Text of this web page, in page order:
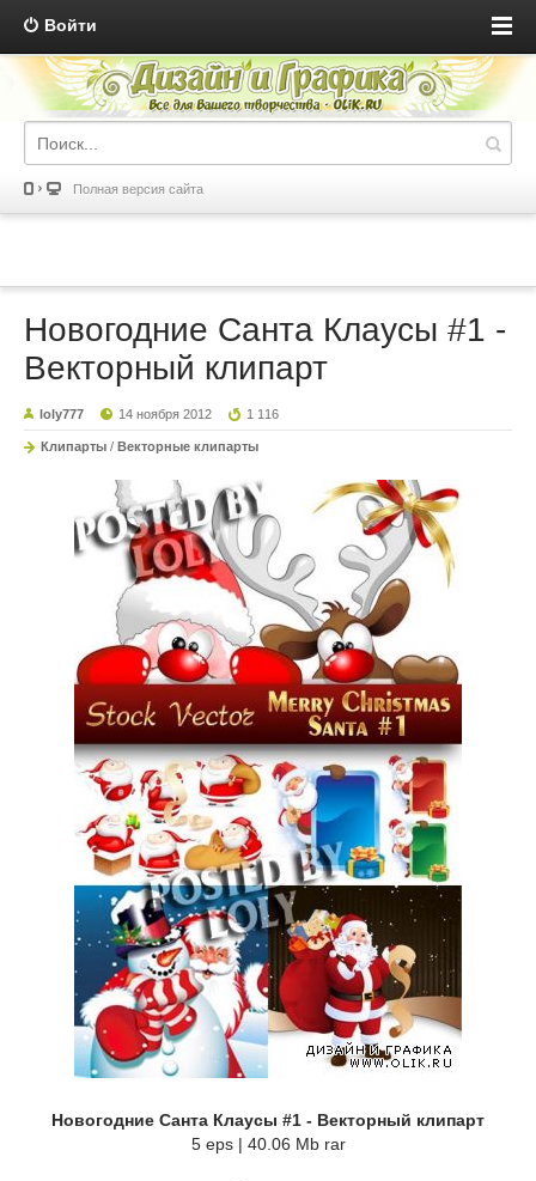
Войти
Полная версия сайта
Новогодние Санта Клаусы #1 -
Векторный клипарт
loly777 14 ноября 2012 1 116
Клипарты / Векторные клипарты
Новогодние Санта Клаусы #1 - Векторный клипарт
5 eps | 40.06 Mb rar